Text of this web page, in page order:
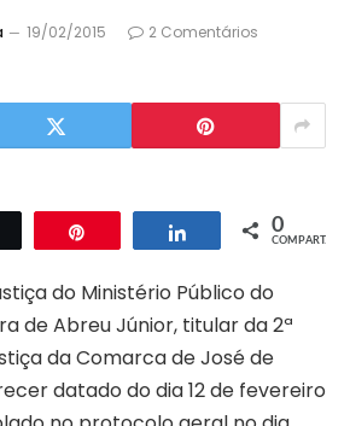
19/02/2015
2 Comentários
Compartilhar
0
COMPART.
do Ministério Público do
de Abreu Júnior, titular da 2ª
da Comarca de José de
datado do dia 12 de fevereiro